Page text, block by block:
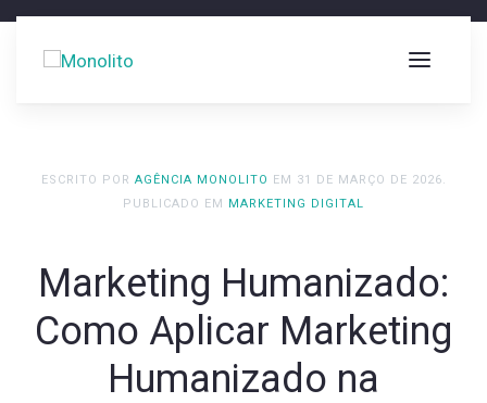
ESCRITO POR AGÊNCIA MONOLITO EM 31 DE MARÇO DE 2026.
PUBLICADO EM MARKETING DIGITAL
Marketing Humanizado:
Como Aplicar Marketing
Humanizado na